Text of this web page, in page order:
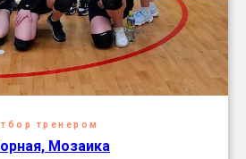
тренером
Мозаика